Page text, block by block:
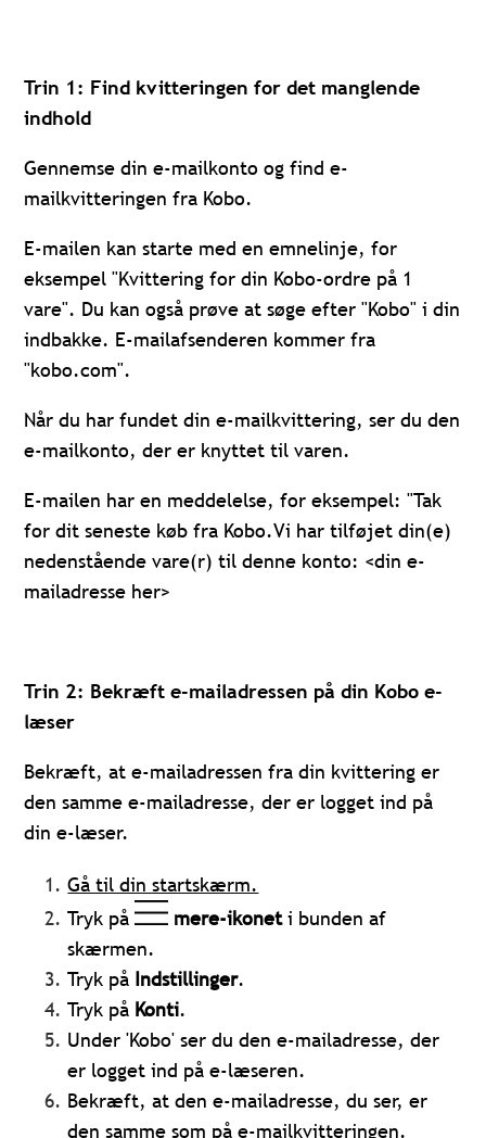
Trin 1: Find kvitteringen for det manglende
indhold
Gennemse din e-mailkonto og find e-
mailkvitteringen fra Kobo.
E-mailen kan starte med en emnelinje, for
eksempel "Kvittering for din Kobo-ordre på 1
vare". Du kan også prøve at søge efter "Kobo" i din
indbakke. E-mailafsenderen kommer fra
"kobo.com".
Når du har fundet din e-mailkvittering, ser du den
e-mailkonto, der er knyttet til varen.
E-mailen har en meddelelse, for eksempel: "Tak
for dit seneste køb fra Kobo.Vi har tilføjet din(e)
nedenstående vare(r) til denne konto: <din e-
mailadresse her>
Trin 2: Bekræft e-mailadressen på din Kobo e-
læser
Bekræft, at e-mailadressen fra din kvittering er
den samme e-mailadresse, der er logget ind på
din e-læser.
Gå til din startskærm.
Tryk på
mere-ikoneti bunden af
skærmen.
Tryk på Indstillinger.
Tryk på Konti.
Under 'Kobo' ser du den e-mailadresse, der
er logget ind på e-læseren.
Bekræft, at den e-mailadresse, du ser, er
den samme som på e-mailkvitteringen.